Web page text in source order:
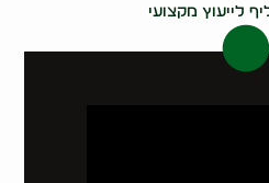
לייעוץ מקצועי